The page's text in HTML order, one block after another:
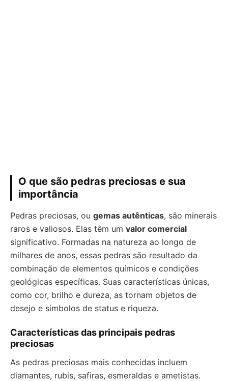
O que são pedras preciosas e sua
importância
Pedras preciosas, ou gemas autênticas, são minerais
raros e valiosos. Elas têm um valor comercial
significativo. Formadas na natureza ao longo de
milhares de anos, essas pedras são resultado da
combinação de elementos químicos e condições
geológicas específicas. Suas características únicas,
como cor, brilho e dureza, as tornam objetos de
desejo e símbolos de status e riqueza.
Características das principais pedras
preciosas
As pedras preciosas mais conhecidas incluem
diamantes, rubis, safiras, esmeraldas e ametistas.